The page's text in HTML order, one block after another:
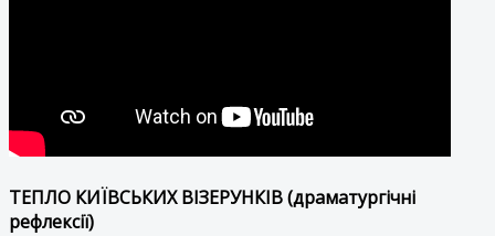
ТЕПЛО КИЇВСЬКИХ ВІЗЕРУНКІВ (драматургічні
рефлексії)